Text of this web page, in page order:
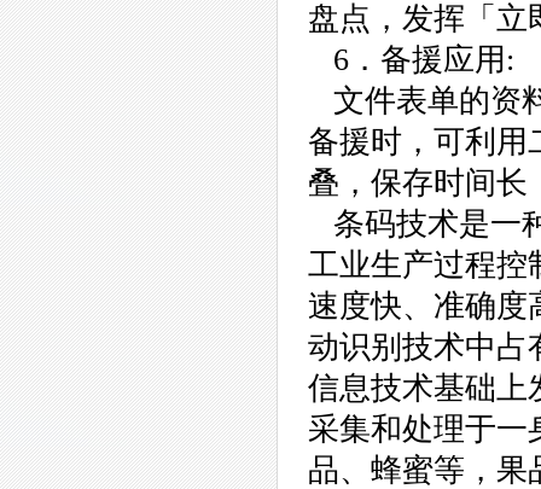
盘点，发挥「立
6．备援应用:
文件表单的资
备援时，可利用
叠，保存时间长
条码技术是一
工业生产过程控
速度快、准确度
动识别技术中占
信息技术基础上
采集和处理于一
品、蜂蜜等，果